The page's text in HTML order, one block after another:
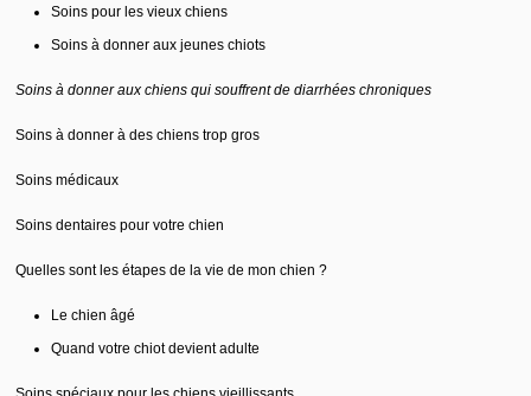
Soins pour les vieux chiens
Soins à donner aux jeunes chiots
Soins à donner aux chiens qui souffrent de diarrhées chroniques
Soins à donner à des chiens trop gros
Soins médicaux
Soins dentaires pour votre chien
Quelles sont les étapes de la vie de mon chien ?
Le chien âgé
Quand votre chiot devient adulte